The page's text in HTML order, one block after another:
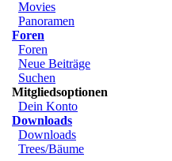
Movies
Panoramen
Foren
Foren
Neue Beiträge
Suchen
Mitgliedsoptionen
Dein Konto
Downloads
Downloads
Trees/Bäume